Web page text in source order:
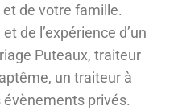
de votre famille.
de l’expérience d’un
Puteaux, traiteur
un traiteur à
privés.